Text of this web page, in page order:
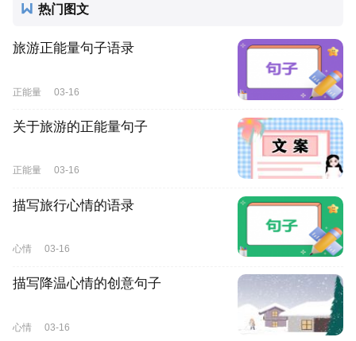
热门图文
旅游正能量句子语录
正能量 03-16
关于旅游的正能量句子
正能量 03-16
描写旅行心情的语录
心情 03-16
描写降温心情的创意句子
心情 03-16